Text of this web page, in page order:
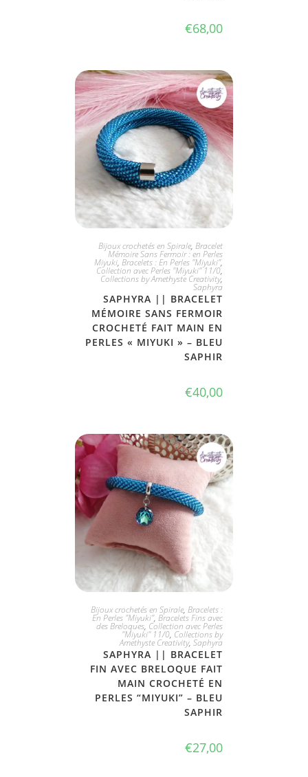
€68,00
JE L'ADOPTE
Bijoux crochetés en Spirale, Bracelet
Mémoire Sans Fermoir : en Perles
Miyuki, Bracelets : En Perles "Miyuki",
Collection avec Perles "Miyuki" 11/0,
Collections by Amethyste Creativity,
Saphyra
SAPHYRA || BRACELET
MÉMOIRE SANS FERMOIR
CROCHETÉ FAIT MAIN EN
PERLES « MIYUKI » – BLEU
SAPHIR
€40,00
JE L'ADOPTE
Bijoux crochetés en Spirale, Bracelets :
En Perles "Miyuki", Bracelets Fins avec
des Breloques, Collection avec Perles
"Miyuki" 11/0, Collections by
Amethyste Creativity, Saphyra
SAPHYRA || BRACELET
FIN AVEC BRELOQUE FAIT
MAIN CROCHETÉ EN
PERLES “MIYUKI” – BLEU
SAPHIR
€27,00